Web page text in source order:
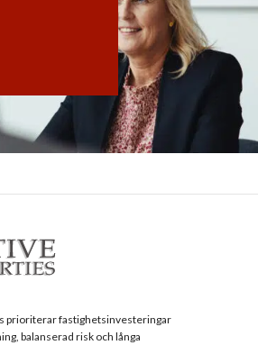
prioriterar fastighetsinvesteringar
balanserad risk och långa